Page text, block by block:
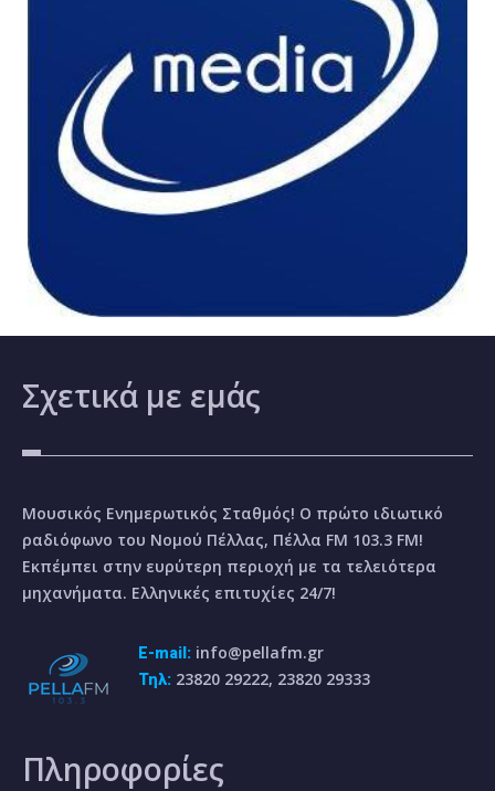
Σχετικά με εμάς
Μουσικός Ενημερωτικός Σταθμός! Ο πρώτο ιδιωτικό
ραδιόφωνο του Νομού Πέλλας, Πέλλα FM 103.3 FM!
Εκπέμπει στην ευρύτερη περιοχή με τα τελειότερα
μηχανήματα. Ελληνικές επιτυχίες 24/7!
E-mail: info@pellafm.gr
Τηλ: 23820 29222, 23820 29333
Πληροφορίες